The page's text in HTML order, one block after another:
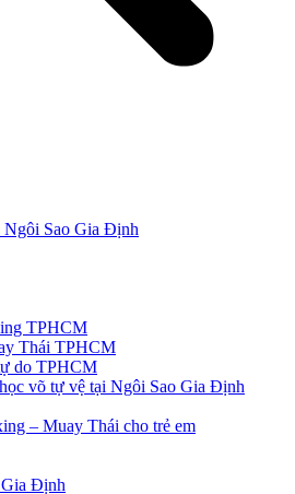
Sao Gia Định
TPHCM
Thái TPHCM
do TPHCM
võ tự vệ tại Ngôi Sao Gia Định
– Muay Thái cho trẻ em
Định